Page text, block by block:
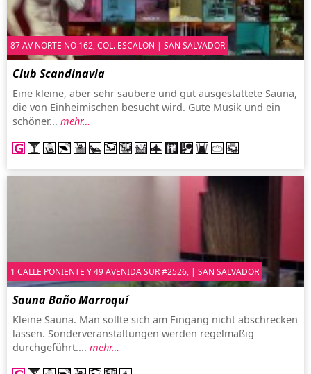
87 AV NORTE NO 162, COL. ESCALON | SAN SALVADOR
Club Scandinavia
Eine kleine, aber sehr saubere und gut ausgestattete Sauna,
die von Einheimischen besucht wird. Gute Musik und ein
schöner... mehr…
1 CALLE PONIENTE Y 49 AVENIDA SUR #2526, | SAN SALVADOR
Sauna Baño Marroquí
Kleine Sauna. Man sollte sich am Eingang nicht abschrecken
lassen. Sonderveranstaltungen werden regelmäßig
durchgeführt.... mehr…